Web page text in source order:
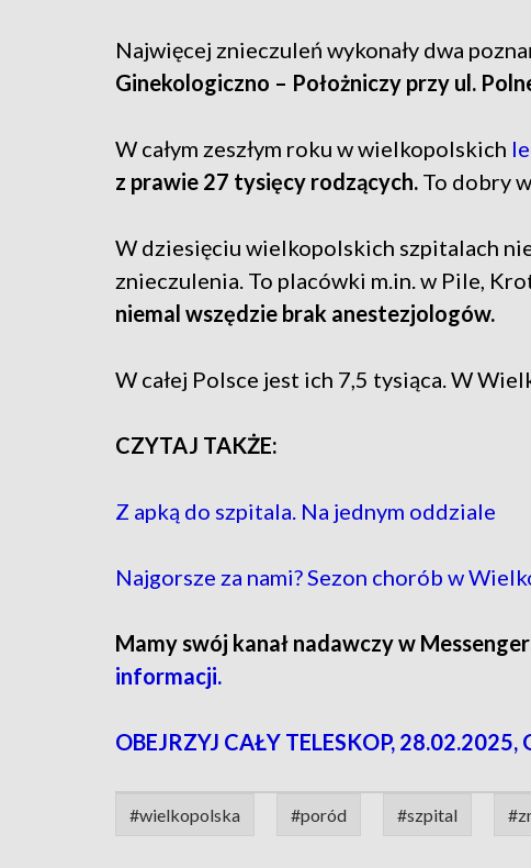
Najwięcej znieczuleń wykonały dwa
Ginekologiczno – Położniczy przy ul.
W całym zeszłym roku w wielkopolskich
z prawie 27 tysięcy rodzących. To dobry
W dziesięciu wielkopolskich szpitalach
znieczulenia. To placówki m.in. w Pile,
niemal wszędzie brak anestezjologów.
W całej Polsce jest ich 7,5 tysiąca. W
CZYTAJ TAKŻE:
Z apką do szpitala. Na jednym oddziale
Najgorsze za nami? Sezon chorób w
Mamy swój kanał nadawczy w
informacji.
OBEJRZYJ CAŁY TELESKOP, 28.02.2025,
#wielkopolska #poród #szpital